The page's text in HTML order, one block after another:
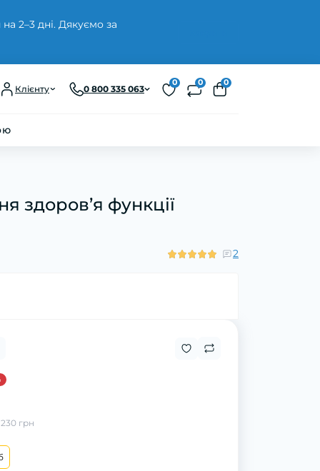
2–3 дні. Дякуємо за
Клієнту 0 800 335 063
0 0 0
здоров’я функції
2
230 грн